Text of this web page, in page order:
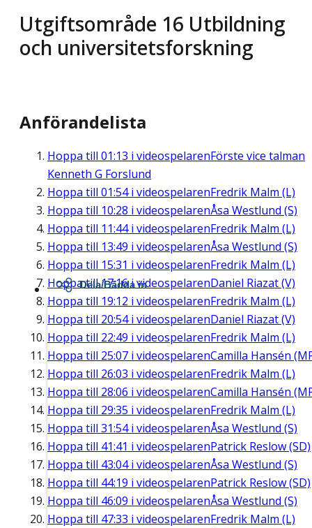
Utgiftsområde 16 Utbildning
och universitetsforskning
Anförandelista
Hoppa till 01:13 i videospelarenFörste vice talman
Kenneth G Forslund
Hoppa till 01:54i videospelarenFredrik Malm (L)
Hoppa till 10:28 i videospelarenÅsa Westlund (S)
Hoppa till 11:44i videospelarenFredrik Malm (L)
Hoppa till 13:49 i videospelarenÅsa Westlund (S)
Hoppa till 15:31 i videospelarenFredrik Malm (L)
Hoppa till17:16i videospelarenDaniel Riazat (V)
Hoppa till 19:12 i videospelarenFredrik Malm (L)
Hoppa till 20:54i videospelarenDaniel Riazat (V)
Hoppa till 22:49 i videospelarenFredrik Malm (L)
Hoppa till 25:07 i videospelarenCamilla Hansén
Hoppa till 26:03 i videospelarenFredrik Malm (L)
Hoppa till 28:06 i videospelarenCamilla Hansén
Hoppa till 29:35 i videospelarenFredrik Malm (L)
Hoppa till 31:54i videospelarenÅsa Westlund (S)
Hoppa till 41:41 i videospelarenPatrick Reslow (SD)
Hoppa till 43:04i videospelarenÅsa Westlund (S)
Hoppa till 44:19 i videospelarenPatrick Reslow (SD)
Hoppa till 46:09 i videospelarenÅsa Westlund (S)
Hoppa till 47:33 i videospelarenFredrik Malm (L)
Dela/Bädda in